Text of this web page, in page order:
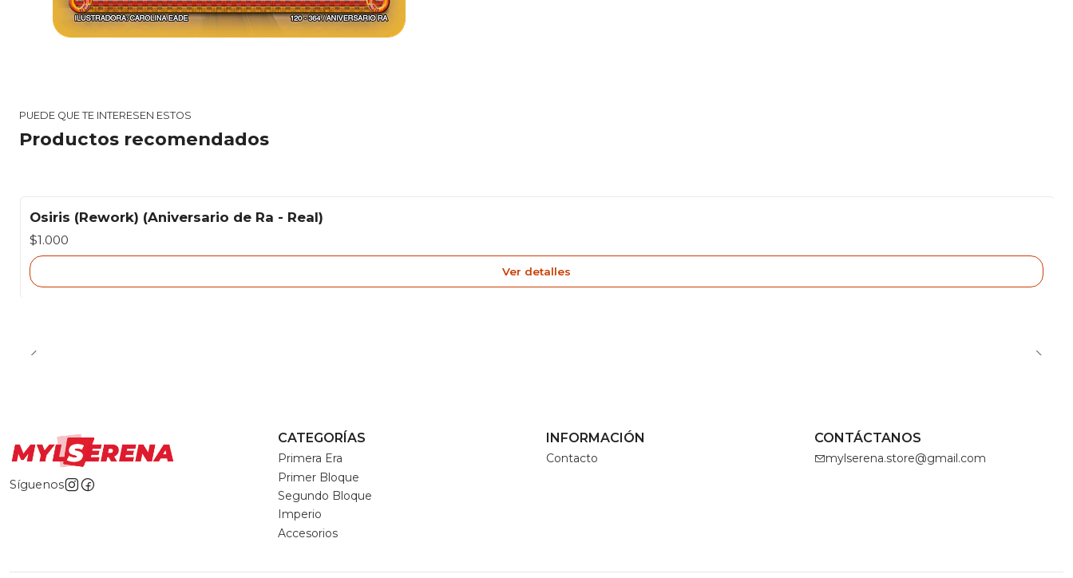
PUEDE QUE TE INTERESEN ESTOS
Productos recomendados
Agotado
Osiris (Rework) (Aniversario de Ra - Real)
$1.000
Ver detalles
Síguenos
CATEGORÍAS
Primera Era
Primer Bloque
Segundo Bloque
Imperio
Accesorios
INFORMACIÓN
Contacto
CONTÁCTANOS
mylserena.store@gmail.com